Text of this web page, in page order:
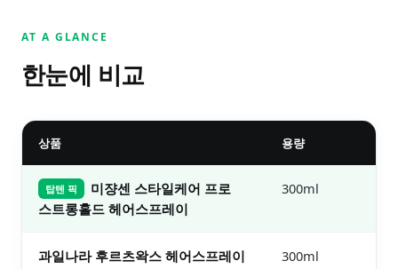
AT A GLANCE
한눈에 비교
상품 용량
탑텐 픽
미쟝센 스타일케어 프로
스트롱홀드 헤어스프레이
300ml
과일나라 후르츠왁스 헤어스프레이 300ml